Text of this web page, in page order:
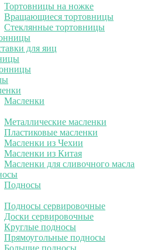
Тортовницы на ножке
Вращающиеся тортовницы
Стеклянные тортовницы
для яиц
Масленки
Металлические масленки
Пластиковые масленки
Масленки из Чехии
Масленки из Китая
Масленки для сливочного масла
Подносы
Подносы сервировочные
Доски сервировочные
Круглые подносы
Прямоугольные подносы
Большие подносы